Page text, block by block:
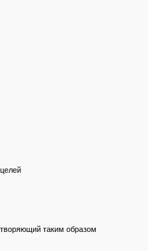
таким образом